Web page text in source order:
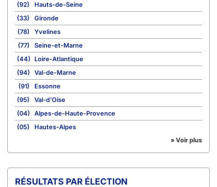
(92)
Hauts-de-Seine
(33)
Gironde
(78)
Yvelines
(77)
Seine-et-Marne
(44)
Loire-Atlantique
(94)
Val-de-Marne
(91)
Essonne
(95)
Val-d'Oise
(04)
Alpes-de-Haute-Provence
(05)
Hautes-Alpes
» Voir plus
RÉSULTATS PAR ÉLECTION